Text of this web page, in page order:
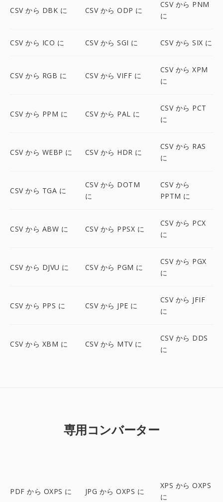
CSV から DBK に CSV から ODP に
CSV から PNM
に
CSV から ICO に CSV から SGI に CSV から SIX に
CSV から RGB に CSV から VIFF に
CSV から XPM
に
CSV から PPM に CSV から PAL に
CSV から PCT
に
CSV から WEBP に CSV から HDR に
CSV から RAS
に
CSV から TGA に
CSV から DOTM
に
CSV から
PPTM に
CSV から ABW に CSV から PPSX に
CSV から PCX
に
CSV から DJVU に CSV から PGM に
CSV から PGX
に
CSV から PPS に CSV から JPE に
CSV から JFIF
に
CSV から XBM に CSV から MTV に
CSV から DDS
に
専用コンバーター
PDF から OXPS に JPG から OXPS に
XPS から OXPS
に